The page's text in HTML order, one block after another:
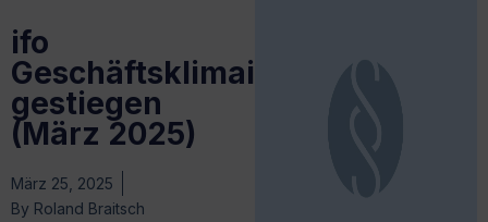
ifo
Geschäftsklimaindex
gestiegen
(März 2025)
März 25, 2025
By Roland Braitsch